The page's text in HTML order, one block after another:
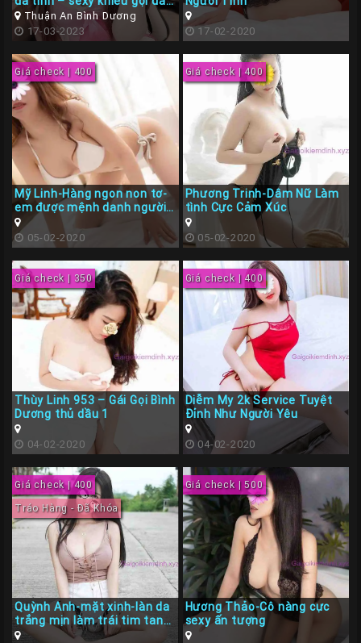
Miền
Trung
Các
TP
Miền
Tây
Các
TP
Miền
Bắc
Thành
Viên
tình
Thuận An Bình Dương
17-03-2023
17-02-2020
Giá check | 400
Mỹ Linh-Hàng ngon non tơ-
em được mệnh danh người
đẹp
05-02-2020
Giá check | 400
Phương Trinh-Dâm Nữ Làm
tình Cực Cảm Xúc
05-02-2020
Giá check | 350
Thùy Linh 953 – Gái Gọi Bình
Dương thủ dầu 1
04-02-2020
Giá check | 400
Diễm My 2k Service Tuyệt
Đỉnh Như Người Yêu
04-02-2020
Giá check | 400
Tráo Hàng - Đã Khóa
Quỳnh Anh-mặt xinh-làn da
trắng mịn làm trái tim tan
chảy
Giá check | 500
Hương Thảo-Cô nàng cực
sexy ấn tượng